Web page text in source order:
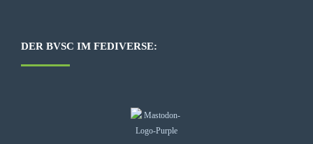
DER BVSC IM FEDIVERSE: